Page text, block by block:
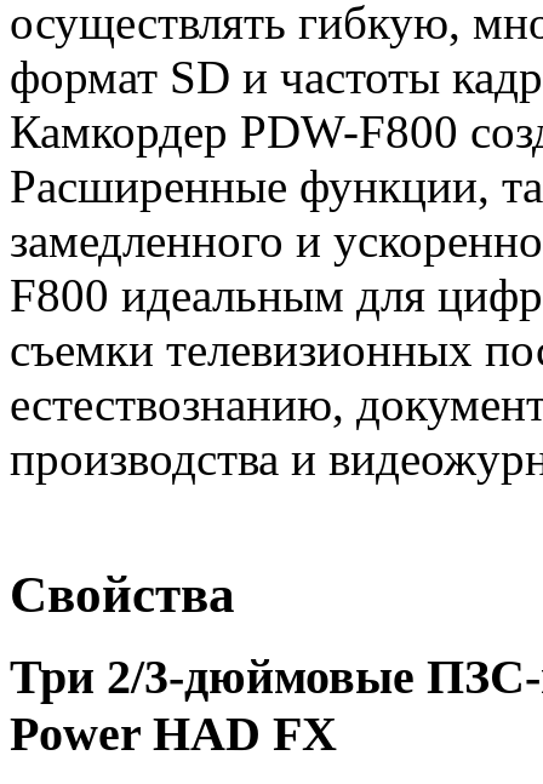
осуществлять гибкую,
формат SD и частоты
Камкордер PDW-F800
Расширенные функции,
замедленного и
F800 идеальным для
съемки телевизионных
естествознанию,
производства и
Свойства
Три 2/3-дюймовые
Power HAD FX